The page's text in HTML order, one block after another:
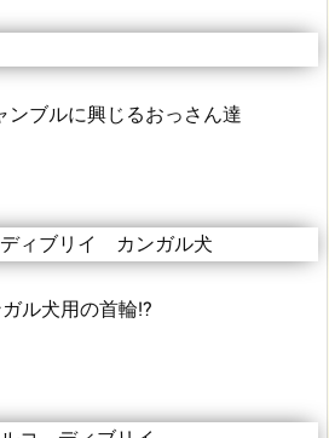
ンブルに興じるおっさん達
ル犬用の首輪!?